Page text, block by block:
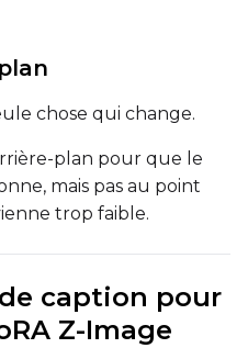
Height
Seed
chose qui change.
plan pour que le
mais pas au point
trop faible.
caption pour
Z-Image